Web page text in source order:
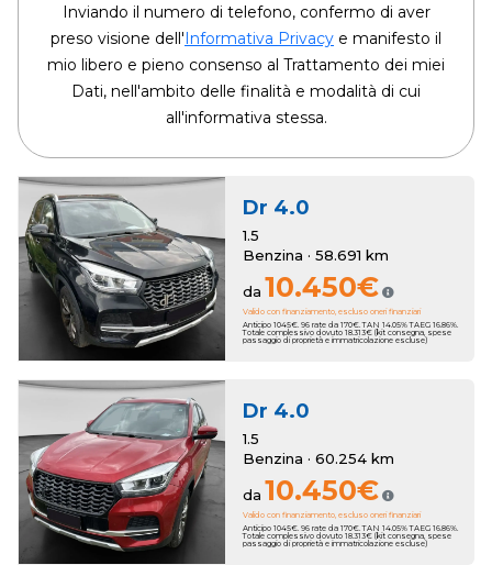
Inviando il numero di telefono, confermo di aver
preso visione dell'Informativa Privacy e manifesto il
mio libero e pieno consenso al Trattamento dei miei
Dati, nell'ambito delle finalità e modalità di cui
all'informativa stessa.
Dr 4.0
1.5
Benzina · 58.691 km
da 10.450€
Valido con finanziamento, escluso oneri finanziari
Anticipo 1045€. 96 rate da 170€. TAN 14.05% TAEG 16.86%.
Totale complessivo dovuto 18.313€ (kit consegna, spese
passaggio di proprietà e immatricolazione escluse)
Dr 4.0
1.5
Benzina · 60.254 km
da 10.450€
Valido con finanziamento, escluso oneri finanziari
Anticipo 1045€. 96 rate da 170€. TAN 14.05% TAEG 16.86%.
Totale complessivo dovuto 18.313€ (kit consegna, spese
passaggio di proprietà e immatricolazione escluse)